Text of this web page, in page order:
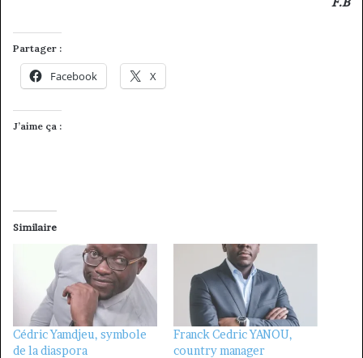
Partager :
Facebook X
J’aime ça :
Similaire
Cédric Yamdjeu, symbole
de la diaspora
Franck Cedric YANOU,
country manager